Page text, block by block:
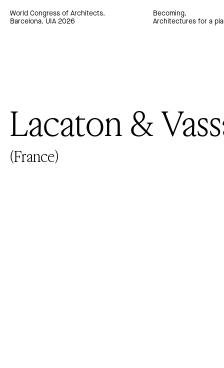
World Congress of Architects.
Barcelona. UIA 2026
Becoming.
Architectures for a
Lacaton &
(France)